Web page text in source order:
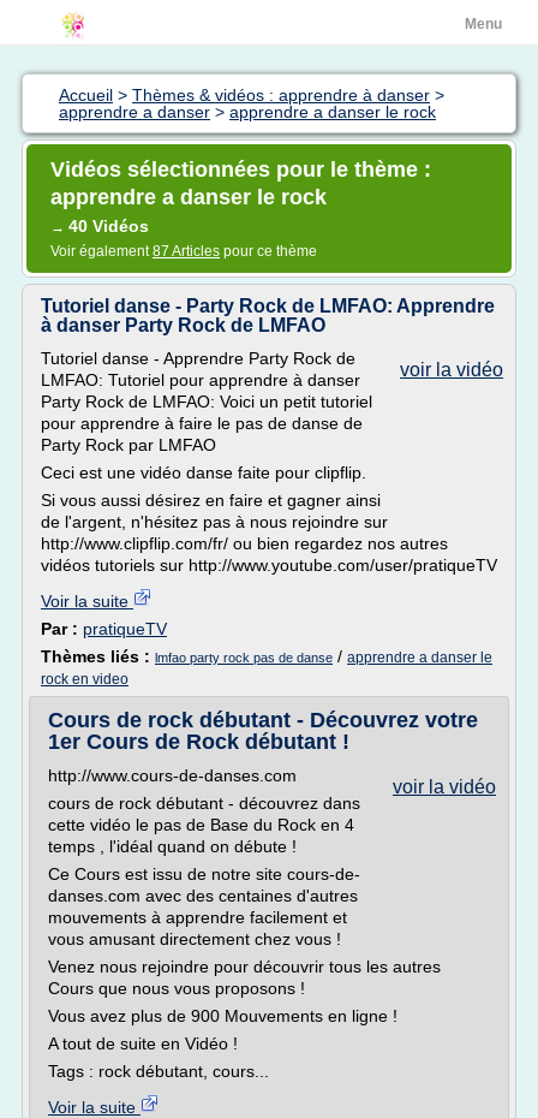
Menu
Accueil > Thèmes & vidéos : apprendre à danser >
apprendre a danser > apprendre a danser le rock
Vidéos sélectionnées pour le thème :
apprendre a danser le rock
→ 40 Vidéos
Voir également87 Articles pour ce thème
Tutoriel danse - Party Rock de LMFAO: Apprendre
à danser Party Rock de LMFAO
voir la vidéo
Tutoriel danse - Apprendre Party Rock de
LMFAO: Tutoriel pour apprendre à danser
Party Rock de LMFAO: Voici un petit tutoriel
pour apprendre à faire le pas de danse de
Party Rock par LMFAO
Ceci est une vidéo danse faite pour clipflip.
Si vous aussi désirez en faire et gagner ainsi
de l'argent, n'hésitez pas à nous rejoindre sur
http://www.clipflip.com/fr/ ou bien regardez nos autres
vidéos tutoriels sur http://www.youtube.com/user/pratiqueTV
Voir la suite
Par : pratiqueTV
Thèmes liés : lmfao party rock pas de danse / apprendre a danser le
rock en video
Cours de rock débutant - Découvrez votre
1er Cours de Rock débutant !
voir la vidéo
http://www.cours-de-danses.com
cours de rock débutant - découvrez dans
cette vidéo le pas de Base du Rock en 4
temps , l'idéal quand on débute !
Ce Cours est issu de notre site cours-de-
danses.com avec des centaines d'autres
mouvements à apprendre facilement et
vous amusant directement chez vous !
Venez nous rejoindre pour découvrir tous les autres
Cours que nous vous proposons !
Vous avez plus de 900 Mouvements en ligne !
A tout de suite en Vidéo !
Tags : rock débutant, cours...
Voir la suite